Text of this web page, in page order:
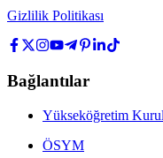
Gizlilik Politikası
Bağlantılar
Yükseköğretim
ÖSYM